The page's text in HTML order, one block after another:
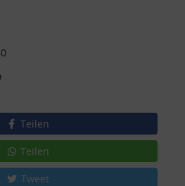
Teilen
Teilen
Tweet